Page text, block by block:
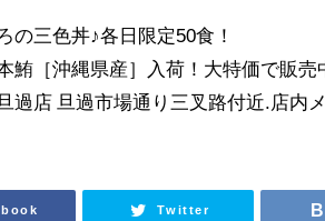
の三色丼♪各日限定50食！
鮪［沖縄県産］入荷！大特価で販売
過店 旦過市場通り三叉路付近.店内
Twitter